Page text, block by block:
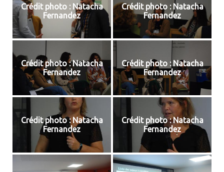
Crédit photo : Natacha
Fernandez
Crédit photo : Natacha
Fernandez
Crédit photo : Natacha
Fernandez
Crédit photo : Natacha
Fernandez
Crédit photo : Natacha
Fernandez
Crédit photo : Natacha
Fernandez